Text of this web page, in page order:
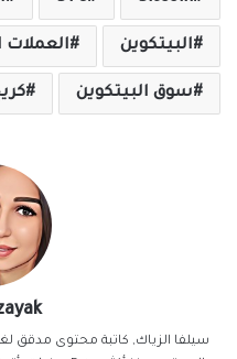
البيتكوين العملات
سوق البيتكوين
سيلفا الزياك, كاتبة محتوى مدقق